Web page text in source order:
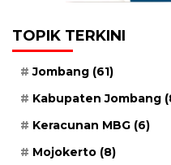
TOPIK TERKINI
Jombang (61)
Kabupaten Jombang
Keracunan MBG (6)
Mojokerto (8)